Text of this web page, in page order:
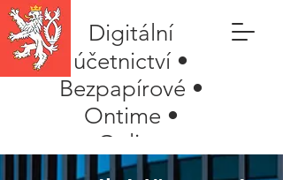
Digitální
účetnictví •
Bezpapírové •
Ontime •
Online